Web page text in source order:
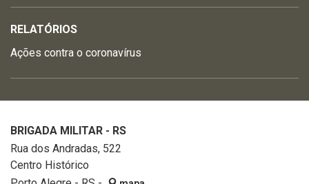
RELATÓRIOS
Ações contra o coronavírus
BRIGADA MILITAR - RS
Rua dos Andradas, 522
Centro Histórico